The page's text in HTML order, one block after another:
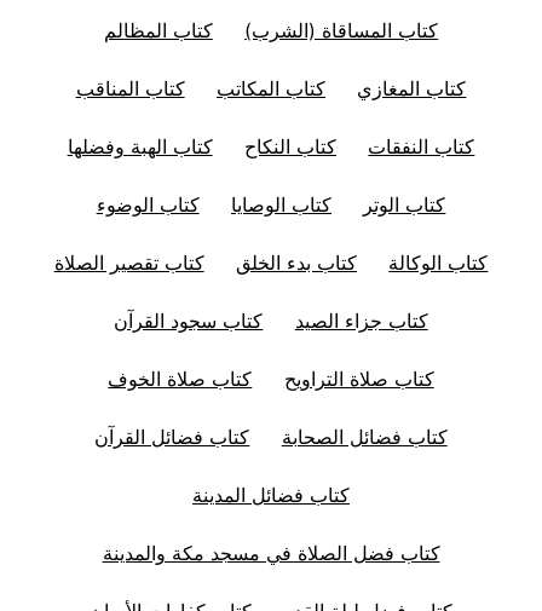
كتاب المساقاة (الشرب) كتاب المظالم
كتاب المغازي كتاب المكاتب كتاب المناقب
كتاب النفقات كتاب النكاح كتاب الهبة وفضلها
كتاب الوتر كتاب الوصايا كتاب الوضوء
كتاب الوكالة كتاب بدء الخلق كتاب تقصير الصلاة
كتاب جزاء الصيد كتاب سجود القرآن
كتاب صلاة التراويح كتاب صلاة الخوف
كتاب فضائل الصحابة كتاب فضائل القرآن
كتاب فضائل المدينة
كتاب فضل الصلاة في مسجد مكة والمدينة